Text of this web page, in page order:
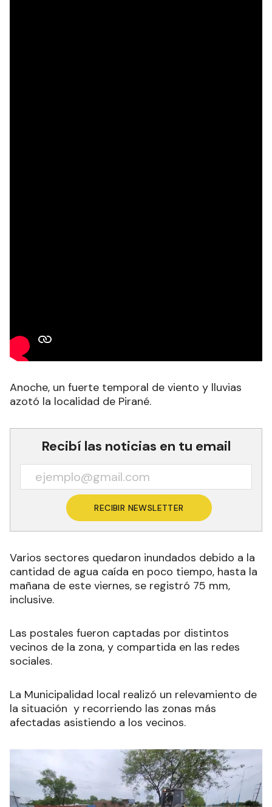
Anoche, un fuerte temporal de viento y lluvias
azotó la localidad de Pirané.
Recibí las noticias en tu email
RECIBIR NEWSLETTER
Varios sectores quedaron inundados debido a la
cantidad de agua caída en poco tiempo, hasta la
mañana de este viernes, se registró 75 mm,
inclusive.
Las postales fueron captadas por distintos
vecinos de la zona, y compartida en las redes
sociales.
La Municipalidad local realizó un relevamiento de
la situación y recorriendo las zonas más
afectadas asistiendo a los vecinos.